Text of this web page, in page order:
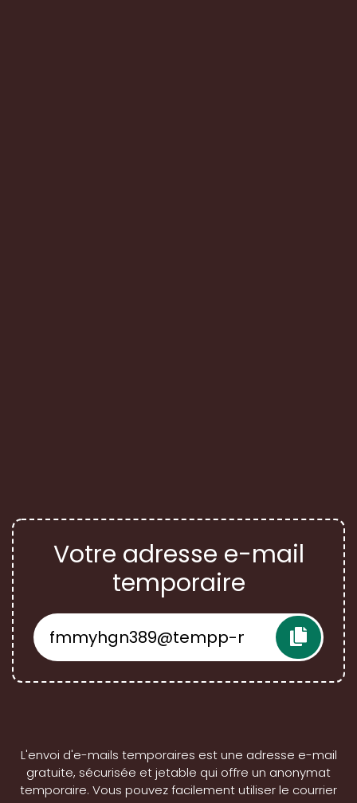
Votre adresse e-mail
temporaire
L'envoi d'e-mails temporaires est une adresse e-mail
gratuite, sécurisée et jetable qui offre un anonymat
temporaire. Vous pouvez facilement utiliser le courrier